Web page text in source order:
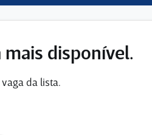
mais disponível.
vaga da lista.